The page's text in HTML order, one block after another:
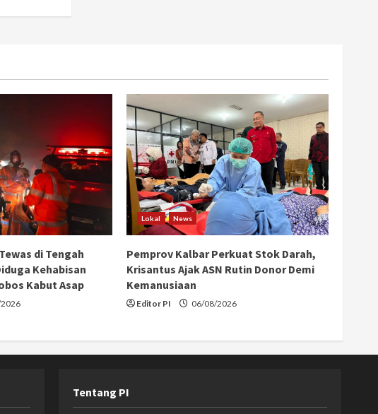
di Tengah
Kehabisan
Kabut Asap
Lokal News
Pemprov Kalbar Perkuat Stok Darah,
Krisantus Ajak ASN Rutin Donor Demi
Kemanusiaan
Editor PI 06/08/2026
Tentang PI